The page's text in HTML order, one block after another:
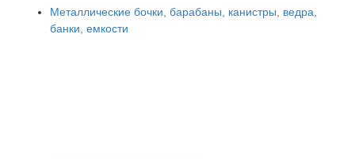
Металлические бочки, барабаны, канистры, ведра,
банки, емкости